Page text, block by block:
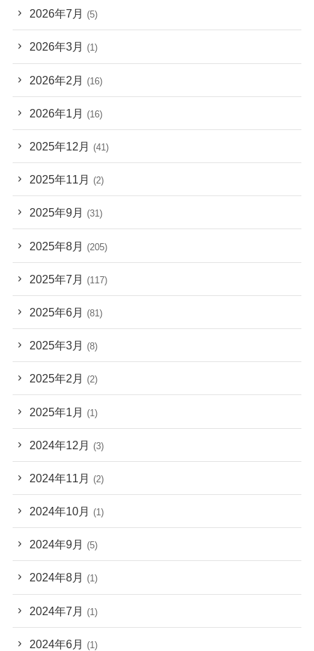
2026年7月 (5)
2026年3月 (1)
2026年2月 (16)
2026年1月 (16)
2025年12月 (41)
2025年11月 (2)
2025年9月 (31)
2025年8月 (205)
2025年7月 (117)
2025年6月 (81)
2025年3月 (8)
2025年2月 (2)
2025年1月 (1)
2024年12月 (3)
2024年11月 (2)
2024年10月 (1)
2024年9月 (5)
2024年8月 (1)
2024年7月 (1)
2024年6月 (1)